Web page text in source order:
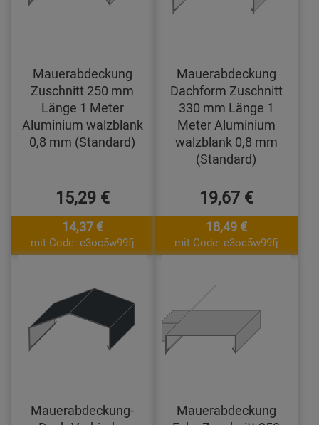
Mauerabdeckung
Zuschnitt 250 mm
Länge 1 Meter
Aluminium walzblank
0,8 mm (Standard)
15,29 €
14,37 €
mit Code: e3oc5w99fj
Mauerabdeckung
Dachform Zuschnitt
330 mm Länge 1
Meter Aluminium
walzblank 0,8 mm
(Standard)
19,67 €
18,49 €
mit Code: e3oc5w99fj
Mauerabdeckung-
Mauerabdeckung